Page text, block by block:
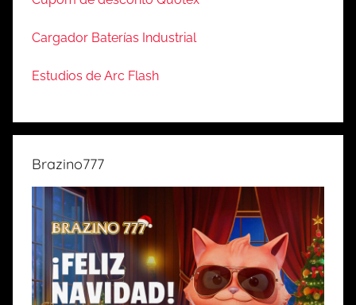
Cargador Baterías Industrial
Estudios de Arc Flash
Brazino777